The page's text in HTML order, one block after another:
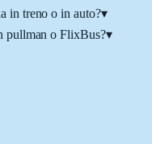
in treno o in auto?▾
pullman o FlixBus?▾